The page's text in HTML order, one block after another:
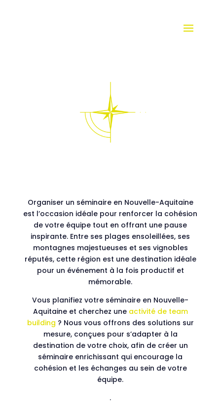
Organiser un séminaire en Nouvelle-Aquitaine
est l’occasion idéale pour renforcer la cohésion
de votre équipe tout en offrant une pause
inspirante. Entre ses plages ensoleillées, ses
montagnes majestueuses et ses vignobles
réputés, cette région est une destination idéale
pour un événement à la fois productif et
mémorable.
Vous planifiez votre séminaire en Nouvelle-
Aquitaine et cherchez une activité de team
building ? Nous vous offrons des solutions sur
mesure, conçues pour s’adapter à la
destination de votre choix, afin de créer un
séminaire enrichissant qui encourage la
cohésion et les échanges au sein de votre
équipe.
.